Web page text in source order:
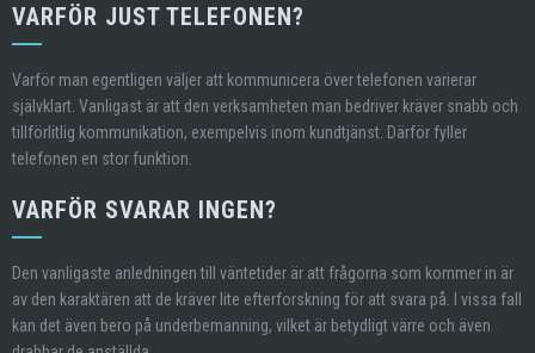
VARFÖR JUST TELEFONEN?
Varför man egentligen väljer att kommunicera över telefonen varierar
självklart. Vanligast är att den verksamheten man bedriver kräver snabb och
tillförlitlig kommunikation, exempelvis inom kundtjänst. Därför fyller
telefonen en stor funktion.
VARFÖR SVARAR INGEN?
Den vanligaste anledningen till väntetider är att frågorna som kommer in är
av den karaktären att de kräver lite efterforskning för att svara på. I vissa fall
kan det även bero på underbemanning, vilket är betydligt värre och även